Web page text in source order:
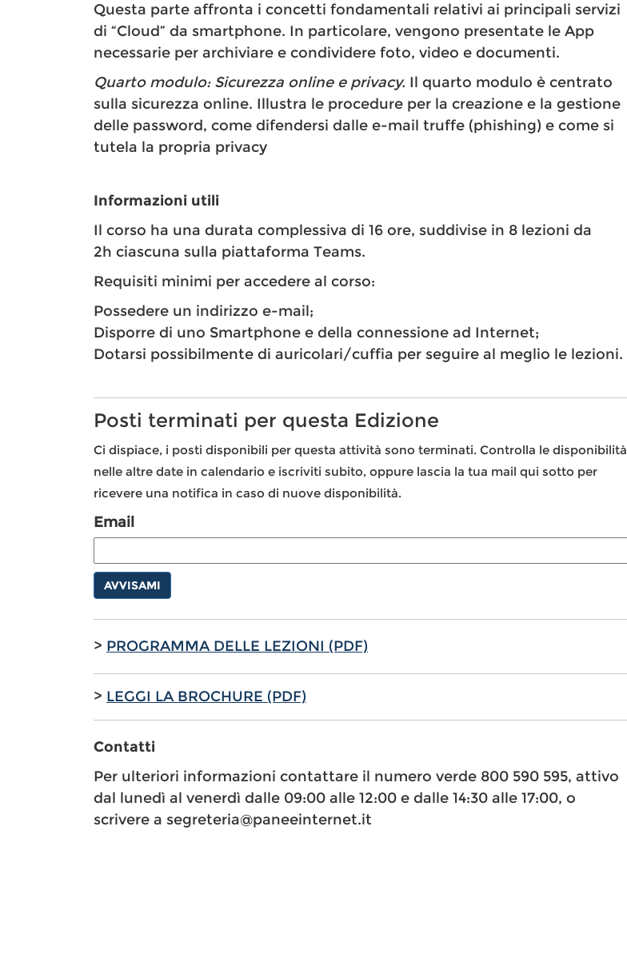
Questa parte affronta i concetti fondamentali relativi ai principali servizi
di “Cloud” da smartphone. In particolare, vengono presentate le App
necessarie per archiviare e condividere foto, video e documenti.
Quarto modulo: Sicurezza online e privacy. Il quarto modulo è centrato
sulla sicurezza online. Illustra le procedure per la creazione e la gestione
delle password, come difendersi dalle e-mail truffe (phishing) e come si
tutela la propria privacy
Informazioni utili
Il corso ha una durata complessiva di 16 ore, suddivise in 8 lezioni da
2h ciascuna sulla piattaforma Teams.
Requisiti minimi per accedere al corso:
Possedere un indirizzo e-mail;
Disporre di uno Smartphone e della connessione ad Internet;
Dotarsi possibilmente di auricolari/cuffia per seguire al meglio le lezioni.
Posti terminati per questa Edizione
Ci dispiace, i posti disponibili per questa attività sono terminati. Controlla le disponibilità
nelle altre date in calendario e iscriviti subito, oppure lascia la tua mail qui sotto per
ricevere una notifica in caso di nuove disponibilità.
Email
AVVISAMI
> PROGRAMMA DELLE LEZIONI (PDF)
> LEGGI LA BROCHURE (PDF)
Contatti
Per ulteriori informazioni contattare il numero verde 800 590 595, attivo
dal lunedì al venerdì dalle 09:00 alle 12:00 e dalle 14:30 alle 17:00, o
scrivere a segreteria@paneeinternet.it